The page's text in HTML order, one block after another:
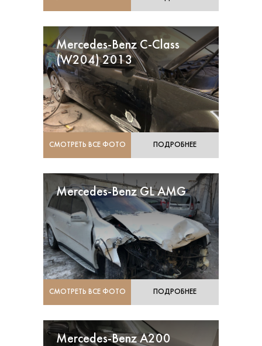
Mercedes-Benz C-Class
(W204) 2013
СМОТРЕТЬ ВСЕ ФОТО ПОДРОБНЕЕ
Mercedes-Benz GL AMG
СМОТРЕТЬ ВСЕ ФОТО ПОДРОБНЕЕ
Mercedes-Benz A200